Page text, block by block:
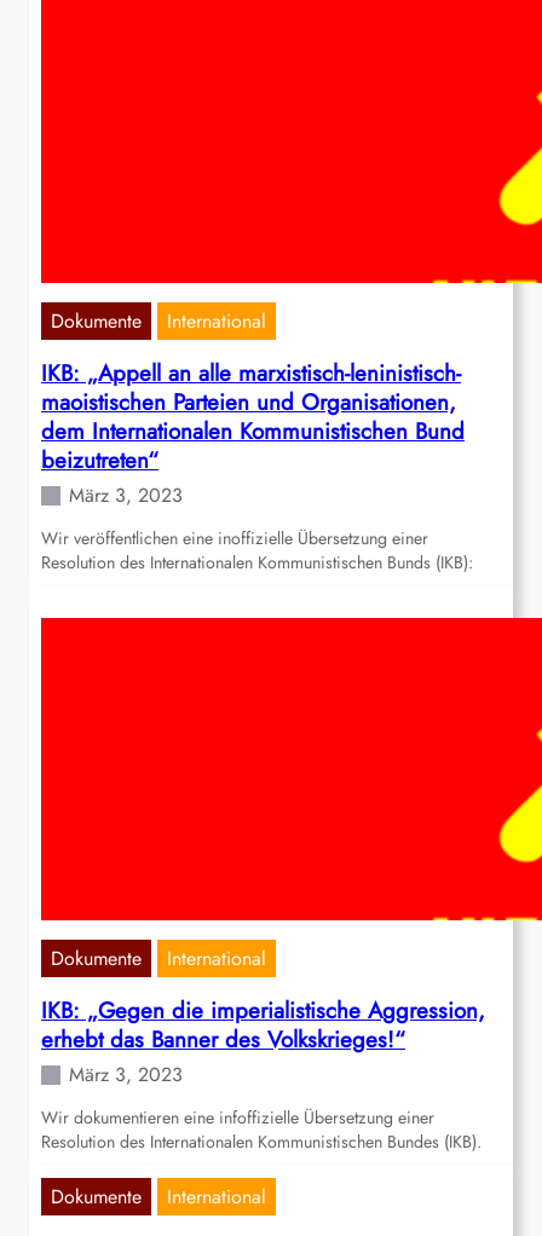
Dokumente International
IKB: „Appell an alle marxistisch-leninistisch-
maoistischen Parteien und Organisationen,
dem Internationalen Kommunistischen Bund
beizutreten“
März 3, 2023
Wir veröffentlichen eine inoffizielle Übersetzung einer
Resolution des Internationalen Kommunistischen Bunds (IKB):
Dokumente International
IKB: „Gegen die imperialistische Aggression,
erhebt das Banner des Volkskrieges!“
März 3, 2023
Wir dokumentieren eine infoffizielle Übersetzung einer
Resolution des Internationalen Kommunistischen Bundes (IKB).
Dokumente International